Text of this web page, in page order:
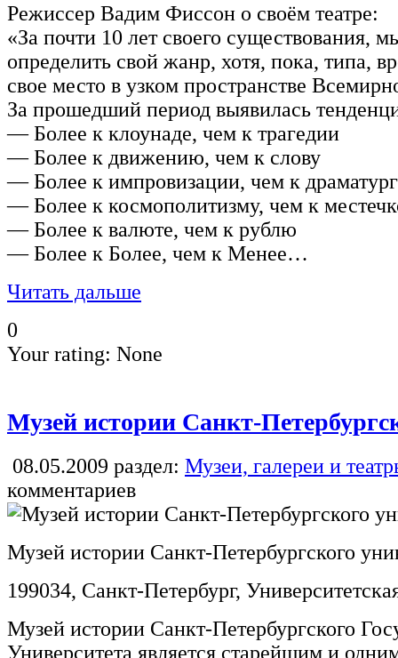
Режиссер Вадим Фиссон о своём театре:
«За почти 10 лет своего существования,
определить свой жанр, хотя, пока, типа,
свое место в узком пространстве
За прошедший период выявилась
— Более к клоунаде, чем к трагедии
— Более к движению, чем к слову
— Более к импровизации, чем к
— Более к космополитизму, чем к
— Более к валюте, чем к рублю
— Более к Более, чем к Менее…
Читать дальше
0
Your rating: None
Музей истории Санкт-
08.05.2009 раздел: Музеи, галереи и
комментариев
Музей истории Санкт-Петербургского
199034, Санкт-Петербург,
Музей истории Санкт-Петербургского
Университета является старейшим и